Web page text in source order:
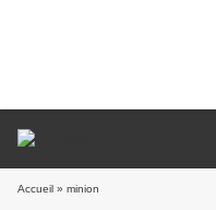
Accueil » minion